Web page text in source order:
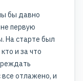
бы давно
первую
На старте был
и за что
все отлажено, и